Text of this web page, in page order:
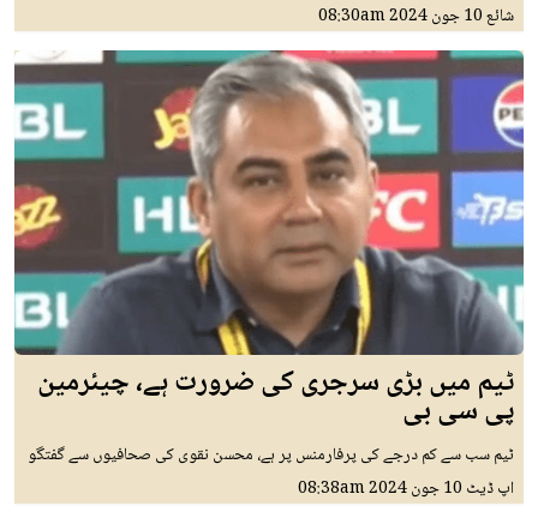
شائع10 جون 2024 08:30am
ٹیم میں بڑی سرجری کی ضرورت ہے، چیئرمین
پی سی بی
ٹیم سب سے کم درجے کی پرفارمنس پر ہے، محسن نقوی کی صحافیوں سے گفتگو
اپ ڈیٹ 10 جون 2024 08:38am